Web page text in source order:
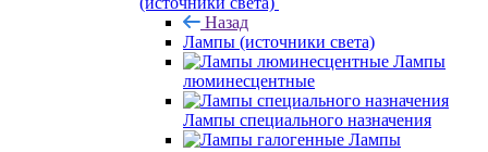
Назад
Лампы (источники света)
Лампы
люминесцентные
Лампы специального назначения
Лампы